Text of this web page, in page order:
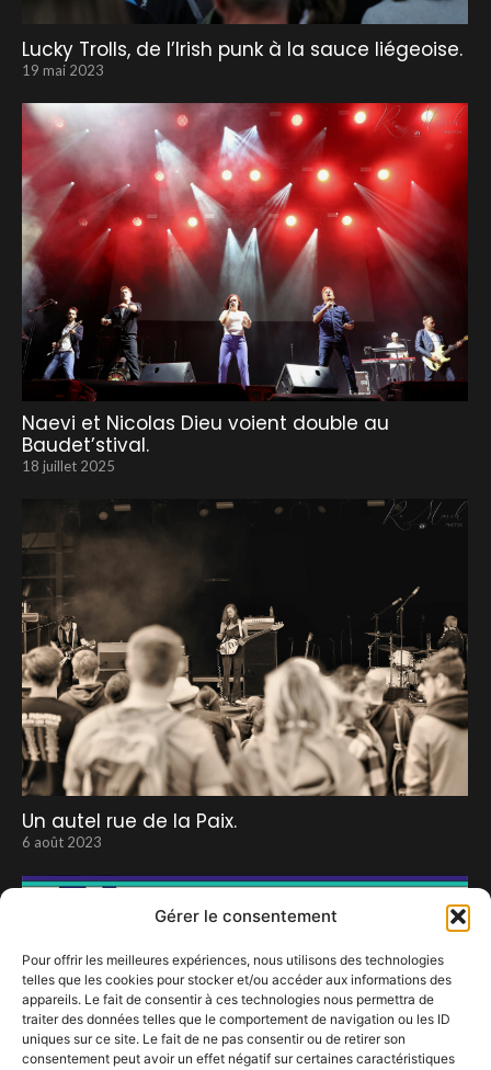
Gérer le consentement
Pour offrir les meilleures expériences, nous utilisons des technologies
telles que les cookies pour stocker et/ou accéder aux informations des
appareils. Le fait de consentir à ces technologies nous permettra de
traiter des données telles que le comportement de navigation ou les ID
uniques sur ce site. Le fait de ne pas consentir ou de retirer son
consentement peut avoir un effet négatif sur certaines caractéristiques
Lucky Trolls, de l’Irish punk à la sauce liégeoise.
19 mai 2023
Naevi et Nicolas Dieu voient double au
Baudet’stival.
18 juillet 2025
Un autel rue de la Paix.
6 août 2023